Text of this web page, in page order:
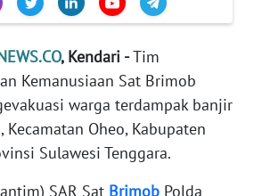
, Kendari -Tim
Kemanusiaan Sat Brimob
warga terdampak banjir
Oheo, Kabupaten
Sulawesi Tenggara.
SAR Sat Brimob Polda